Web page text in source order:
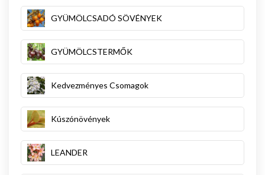
GYÜMÖLCSADÓ SÖVÉNYEK
GYÜMÖLCSTERMŐK
Kedvezményes Csomagok
Kúszónövények
LEANDER